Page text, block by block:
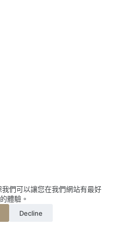
我們可以讓您在我們網站有最好
的體驗。
Decline